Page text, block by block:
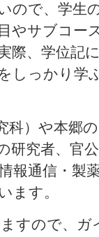
ので、学生
やサブコー
際、学位記
しっかり学
科）や本郷
研究者、官
報通信・製
ます。
すので、